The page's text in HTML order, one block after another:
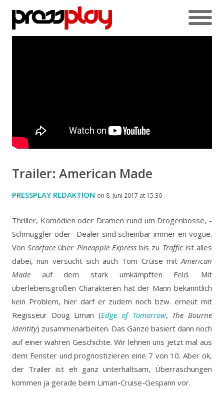
Trailer: American Made
PRESSPLAY REDAKTION on 8. Juni 2017 at 15:30
Thriller, Komödien oder Dramen rund um Drogenbosse, -
Schmuggler oder -Dealer sind scheinbar immer en vogue.
VonScarface über Pineapple Expressbis zu Trafficist alles
dabei, nun versucht sich auch Tom Cruise mit American
Made auf dem stark umkämpften Feld. Mit
überlebensgroßen Charakteren hat der Mann bekanntlich
kein Problem, hier darf er zudem noch bzw. erneut mit
Regisseur Doug Liman (Edge of Tomorrow, The Bourne
Identity) zusammenarbeiten. Das Ganze basiert dann noch
auf einer wahren Geschichte. Wir lehnen uns jetzt mal aus
dem Fenster und prognostizieren eine 7 von 10. Aber ok,
der Trailer ist eh ganz unterhaltsam, Überraschungen
kommen ja gerade beim Liman-Cruise-Gespann vor.